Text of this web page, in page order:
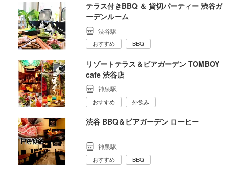
テラス付きBBQ ＆ 貸切パーティー 渋谷ガ
ーデンルーム
渋谷駅
おすすめ BBQ
リゾートテラス＆ビアガーデン TOMBOY
cafe 渋谷店
神泉駅
おすすめ 外飲み
渋谷 BBQ＆ビアガーデン ローヒー
神泉駅
おすすめ BBQ